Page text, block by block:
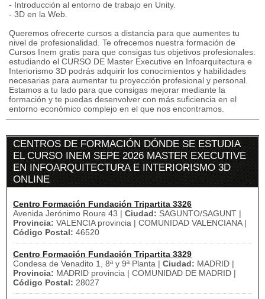
- Introducción al entorno de trabajo en Unity.
- 3D en la Web.
Queremos ofrecerte cursos a distancia para que aumentes tu
nivel de profesionalidad. Te ofrecemos nuestra formación de
Cursos Inem gratis para que consigas tus objetivos profesionales:
estudiando el CURSO DE Master Executive en Infoarquitectura e
Interiorismo 3D podrás adquirir los conocimientos y habilidades
necesarias para aumentar tu proyección profesional y personal.
Estamos a tu lado para que consigas mejorar mediante la
formación y te puedas desenvolver con más suficiencia en el
entorno económico complejo en el que nos encontramos.
CENTROS DE FORMACIÓN DÓNDE SE ESTUDIA
EL CURSO INEM SEPE 2026 MASTER EXECUTIVE
EN INFOARQUITECTURA E INTERIORISMO 3D
ONLINE
Centro Formación Fundación Tripartita 3326
Avenida Jerónimo Roure 43 | Ciudad: SAGUNTO/SAGUNT |
Provincia: VALENCIA provincia | COMUNIDAD VALENCIANA |
Código Postal: 46520
Centro Formación Fundación Tripartita 3329
Condesa de Venadito 1, 8ª y 9ª Planta | Ciudad: MADRID |
Provincia: MADRID provincia | COMUNIDAD DE MADRID |
Código Postal: 28027